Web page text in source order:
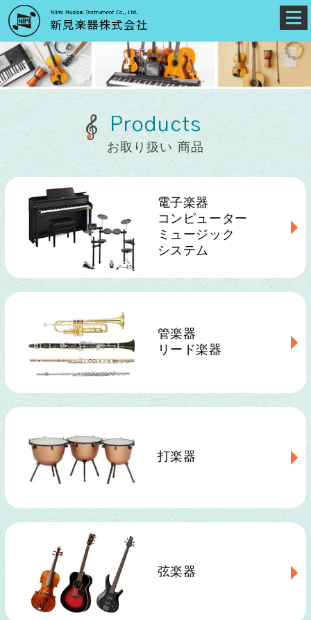
Products
お取り扱い 商品
電子楽器
コンピューター
ミュージック
システム
管楽器
リード楽器
打楽器
弦楽器